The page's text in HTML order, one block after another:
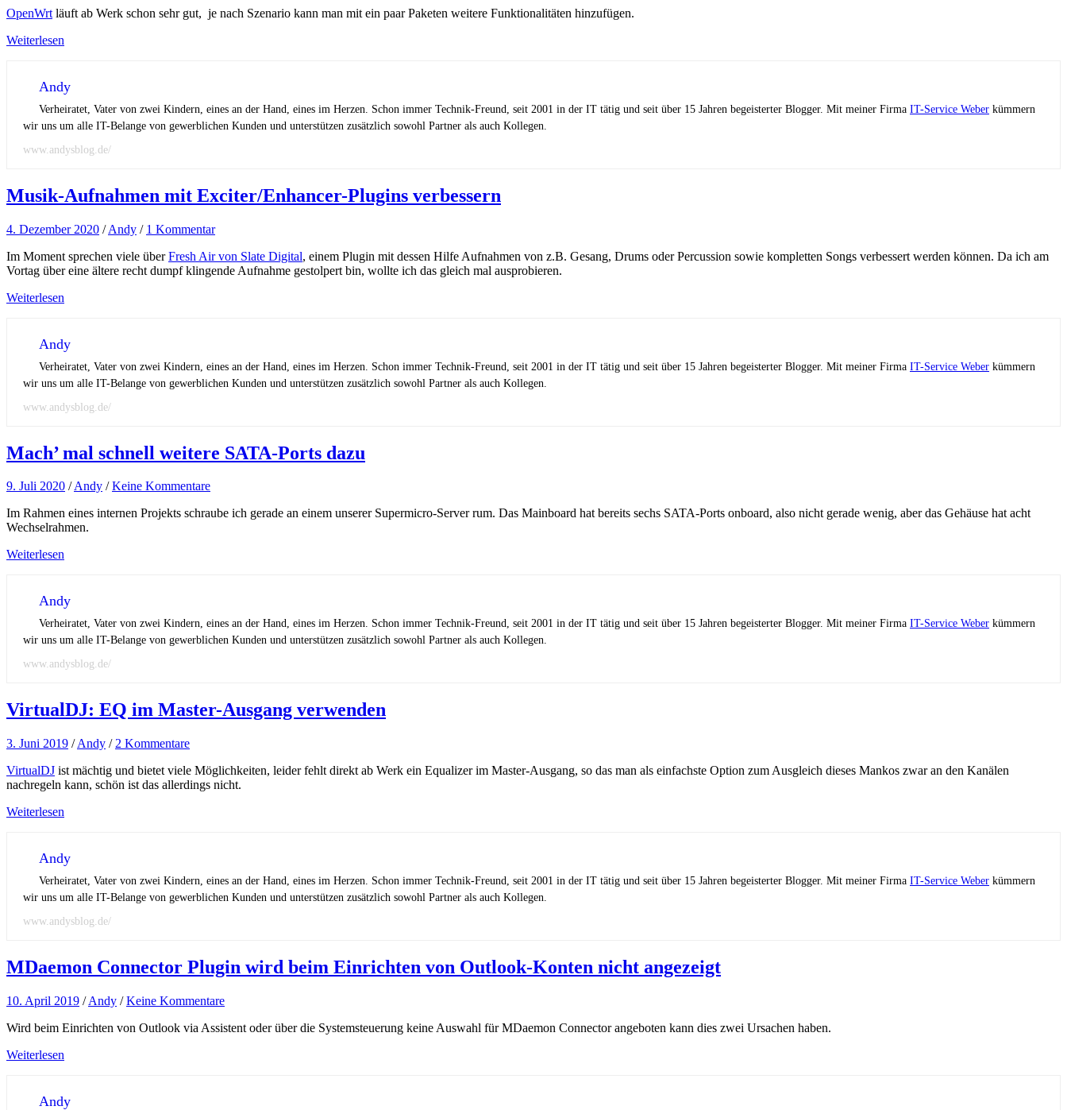
OpenWrt läuft ab Werk schon sehr gut, je nach Szenario kann man mit ein paar Paketen weitere Funktionalitäten hinzufügen.
Weiterlesen
Andy
Verheiratet, Vater von zwei Kindern, eines an der Hand, eines im Herzen. Schon immer Technik-Freund, seit 2001 in der IT tätig und seit über 15 Jahren begeisterter Blogger. Mit meiner Firma IT-Service Weber kümmern
wir uns um alle IT-Belange von gewerblichen Kunden und unterstützen zusätzlich sowohl Partner als auch Kollegen.
www.andysblog.de/
Musik-Aufnahmen mit Exciter/Enhancer-Plugins verbessern
4. Dezember 2020 /Andy / 1 Kommentar
Im Moment sprechen viele überFresh Air von Slate Digital, einem Plugin mit dessen Hilfe Aufnahmen von z.B. Gesang, Drums oder Percussion sowie kompletten Songs verbessert werden können. Da ich am
Vortag über eine ältere recht dumpf klingende Aufnahme gestolpert bin, wollte ich das gleich mal ausprobieren.
Weiterlesen
Andy
Verheiratet, Vater von zwei Kindern, eines an der Hand, eines im Herzen. Schon immer Technik-Freund, seit 2001 in der IT tätig und seit über 15 Jahren begeisterter Blogger. Mit meiner Firma IT-Service Weber kümmern
wir uns um alle IT-Belange von gewerblichen Kunden und unterstützen zusätzlich sowohl Partner als auch Kollegen.
www.andysblog.de/
Mach’ mal schnell weitere SATA-Ports dazu
9. Juli 2020 /Andy /Keine Kommentare
Im Rahmen eines internen Projekts schraube ich gerade an einem unserer Supermicro-Server rum. Das Mainboard hat bereits sechs SATA-Ports onboard, also nicht gerade wenig, aber das Gehäuse hat acht
Wechselrahmen.
Weiterlesen
Andy
Verheiratet, Vater von zwei Kindern, eines an der Hand, eines im Herzen. Schon immer Technik-Freund, seit 2001 in der IT tätig und seit über 15 Jahren begeisterter Blogger. Mit meiner Firma IT-Service Weber kümmern
wir uns um alle IT-Belange von gewerblichen Kunden und unterstützen zusätzlich sowohl Partner als auch Kollegen.
www.andysblog.de/
VirtualDJ: EQ im Master-Ausgang verwenden
3. Juni 2019 /Andy / 2 Kommentare
VirtualDJ ist mächtig und bietet viele Möglichkeiten, leider fehlt direkt ab Werk ein Equalizer im Master-Ausgang, so das man als einfachste Option zum Ausgleich dieses Mankos zwar an den Kanälen
nachregeln kann, schön ist das allerdings nicht.
Weiterlesen
Andy
Verheiratet, Vater von zwei Kindern, eines an der Hand, eines im Herzen. Schon immer Technik-Freund, seit 2001 in der IT tätig und seit über 15 Jahren begeisterter Blogger. Mit meiner Firma IT-Service Weber kümmern
wir uns um alle IT-Belange von gewerblichen Kunden und unterstützen zusätzlich sowohl Partner als auch Kollegen.
www.andysblog.de/
MDaemon Connector Plugin wird beim Einrichten von Outlook-Konten nicht angezeigt
10. April 2019 /Andy /Keine Kommentare
Wird beim Einrichten von Outlook via Assistent oder über die Systemsteuerung keine Auswahl für MDaemon Connector angeboten kann dies zwei Ursachen haben.
Weiterlesen
Andy